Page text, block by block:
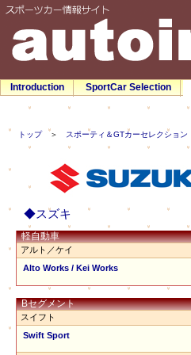
Introduction SportCar Selection
◆スズキ
軽自動車
アルト／ケイ
Alto Works / Kei Works
Bセグメント
スイフト
Swift Sport
トップ＞ スポーティ＆GTカーセレクション